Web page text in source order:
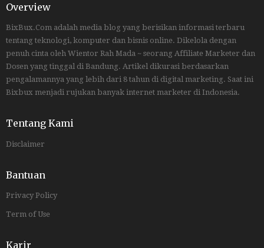
Overview
BixBux.Com adalah media blog yang berisikan informasi terbaru
tentang teknologi, komputer dan bisnis online. Dikelola dengan
penuh cinta oleh Wientor Rah Mada ~ seorang Affiliate Marketer dan
Dosen yang tinggal di Bandung. Artikel dikurasi berdasarkan
pengalamannya yang lebih dari 8 tahun di digital marketing. Saat ini
Bixbux menjadi rujukan banyak internet marketer di Indonesia.
Tentang Kami
Disclaimer
Bantuan
Privacy Policy
Term of Use
Karir